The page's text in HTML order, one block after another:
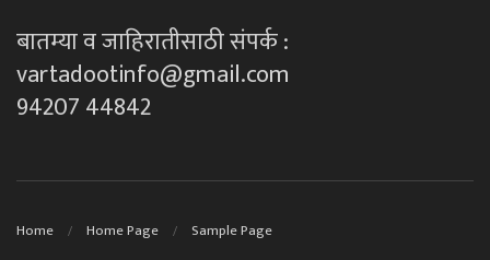
बातम्या व जाहिरातीसाठी संपर्क :
vartadootinfo@gmail.com
94207 44842
Home Home Page Sample Page